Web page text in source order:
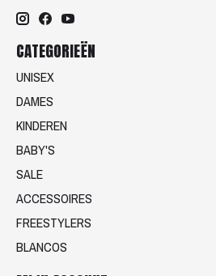
CATEGORIEËN
UNISEX
DAMES
KINDEREN
BABY'S
SALE
ACCESSOIRES
FREESTYLERS
BLANCOS